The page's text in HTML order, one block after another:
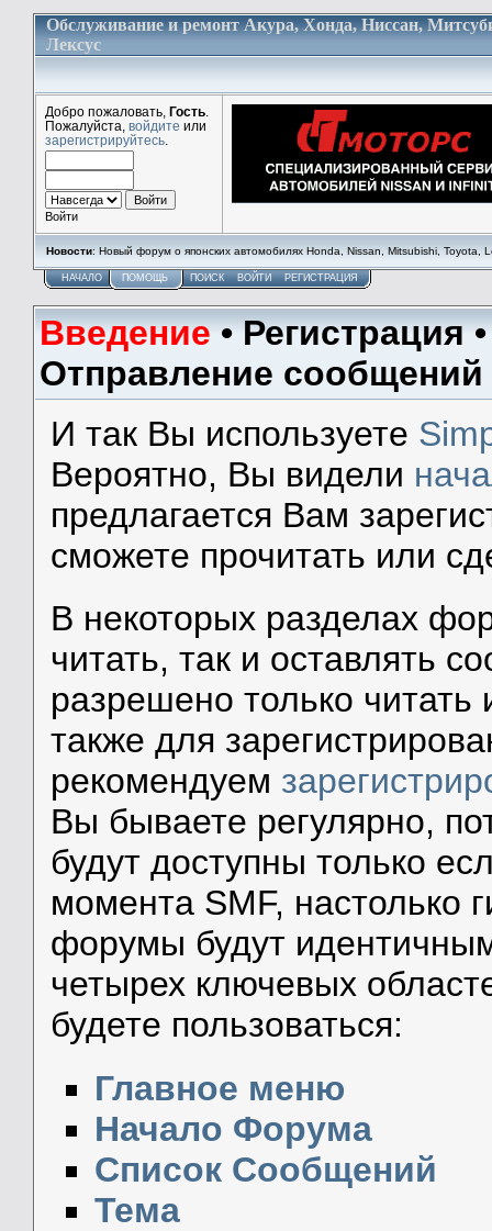
Обслуживание и ремонт Акура, Хонда, Ниссан,
Лексус
Добро пожаловать, Гость
Пожалуйста, войдите или
зарегистрируйтесь
Войти
Новости: Новый форум о японских автомобилях Honda, Nissan, Mitsubishi, Toyota,
НАЧАЛО ПОМОЩЬ ПОИСК ВОЙТИ РЕГИСТРАЦИЯ
Введение•Регистрация
Отправление сообщений
И так Вы используете
Вероятно, Вы видели
предлагается Вам
сможете прочитать или
В некоторых разделах
читать, так и оставлять
разрешено только читать
также для
рекомендуем
Вы бываете регулярно,
будут доступны только
момента SMF, настолько
форумы будут
четырех ключевых
будете пользоваться:
Главное меню
Начало Форума
Список Сообщений
Тема